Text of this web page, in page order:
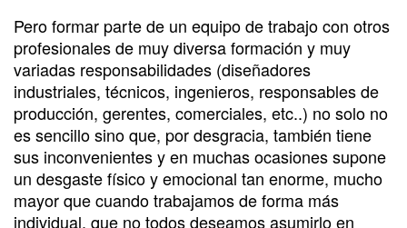
Pero formar parte de un equipo de trabajo con otros
profesionales de muy diversa formación y muy
variadas responsabilidades (diseñadores
industriales, técnicos, ingenieros, responsables de
producción, gerentes, comerciales, etc..) no solo no
es sencillo sino que, por desgracia, también tiene
sus inconvenientes y en muchas ocasiones supone
un desgaste físico y emocional tan enorme, mucho
mayor que cuando trabajamos de forma más
individual, que no todos deseamos asumirlo en